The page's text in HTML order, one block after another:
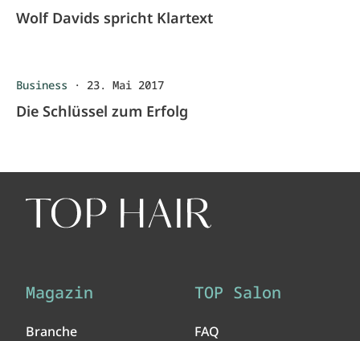
Wolf Davids spricht Klartext
Business · 23. Mai 2017
Die Schlüssel zum Erfolg
Magazin
Branche
TOP Salon
FAQ